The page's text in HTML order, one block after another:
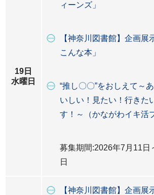
19日
水曜日
ィーンズ」
【神奈川図書館】企画展
こんな本」
“推し〇〇”をおしえて～
いしい！見たい！行きた
す！～（かながわイキ活
募集期間:2026年7月11日
日
【神奈川図書館】企画展